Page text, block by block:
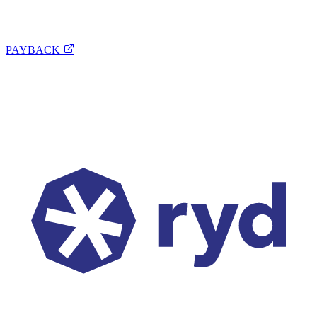
PAYBACK